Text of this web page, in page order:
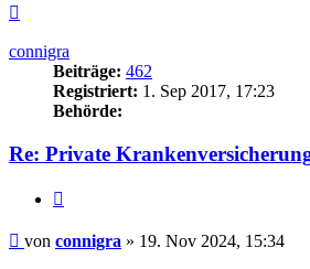
connigra
Beiträge: 462
Registriert: 1. Sep 2017, 17:23
Behörde:
Re: Private
Beitrag
von connigra » 19. Nov 2024, 15:34